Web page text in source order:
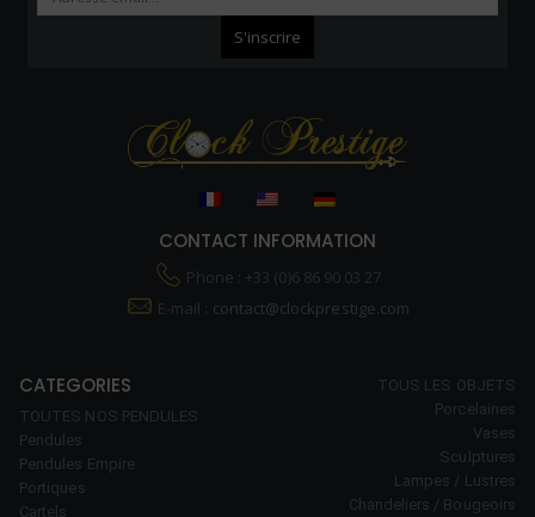
CONTACT INFORMATION
Phone : +33 (0)6 86 90 03 27
E-mail : contact@clockprestige.com
CATEGORIES
TOUTES NOS PENDULES
Pendules
Pendules Empire
Portiques
Cartels
TOUS LES OBJETS
Porcelaines
Vases
Sculptures
Lampes / Lustres
Chandeliers / Bougeoirs